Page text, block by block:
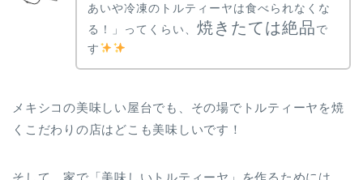
あいや冷凍のトルティーヤは食べられなくな
る！」ってくらい、 焼きたては絶品で
す
メキシコの美味しい屋台でも、その場でトルティーヤを焼
くこだわりの店はどこも美味しいです！